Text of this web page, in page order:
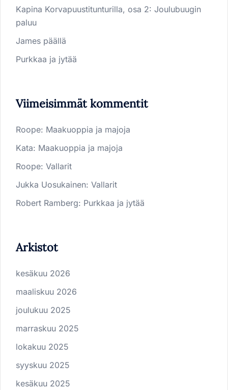
Kapina Korvapuustitunturilla, osa 2: Joulubuugin
paluu
James päällä
Purkkaa ja jytää
Viimeisimmät kommentit
Roope: Maakuoppia ja majoja
Kata: Maakuoppia ja majoja
Roope: Vallarit
Jukka Uosukainen: Vallarit
Robert Ramberg: Purkkaa ja jytää
Arkistot
kesäkuu 2026
maaliskuu 2026
joulukuu 2025
marraskuu 2025
lokakuu 2025
syyskuu 2025
kesäkuu 2025